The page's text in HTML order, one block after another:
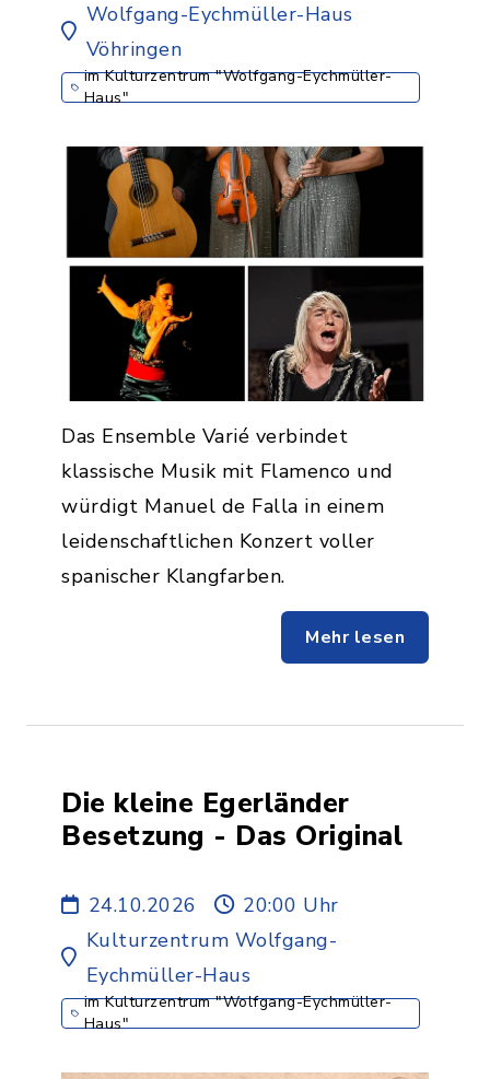
Wolfgang-Eychmüller-Haus
Vöhringen
im Kulturzentrum "Wolfgang-Eychmüller-
Haus"
Das Ensemble Varié verbindet
klassische Musik mit Flamenco und
würdigt Manuel de Falla in einem
leidenschaftlichen Konzert voller
spanischer Klangfarben.
Mehr lesen
Die kleine Egerländer
Besetzung - Das Original
24.10.2026
20:00 Uhr
Kulturzentrum Wolfgang-
Eychmüller-Haus
im Kulturzentrum "Wolfgang-Eychmüller-
Haus"